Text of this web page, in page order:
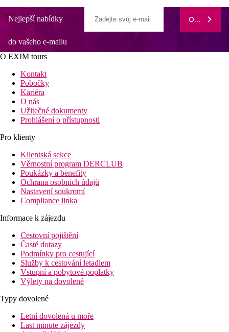
Nejlepší nabídky
do vašeho e-mailu
ODEBÍRAT
O EXIM tours
Kontakt
Pobočky
Kariéra
O nás
Užitečné dokumenty
Prohlášení o přístupnosti
Pro klienty
Klientská sekce
Věrnostní program DERCLUB
Poukázky a benefity
Ochrana osobních údajů
Nastavení soukromí
Compliance linka
Informace k zájezdu
Cestovní pojištění
Časté dotazy
Podmínky pro cestující
Služby k cestování letadlem
Vstupní a pobytové poplatky
Výlety na dovolené
Typy dovolené
Letní dovolená u moře
Last minute zájezdy